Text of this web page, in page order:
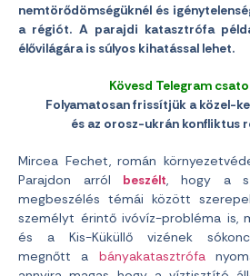
nemtörődömségüknél és
a régiót. A parajdi katasztrófa
élővilágára is súlyos kihatással lehet.
Kövesd Telegram
Folyamatosan frissítjük a közel-
és az orosz-ukrán konfliktus
Mircea Fechet, román
Parajdon arról beszélt , hogy a
megbeszélés témái között
személyt érintő ivóvíz-probléma is,
és a Kis-Küküllő vizének
megnőtt a bányakatasztrófa